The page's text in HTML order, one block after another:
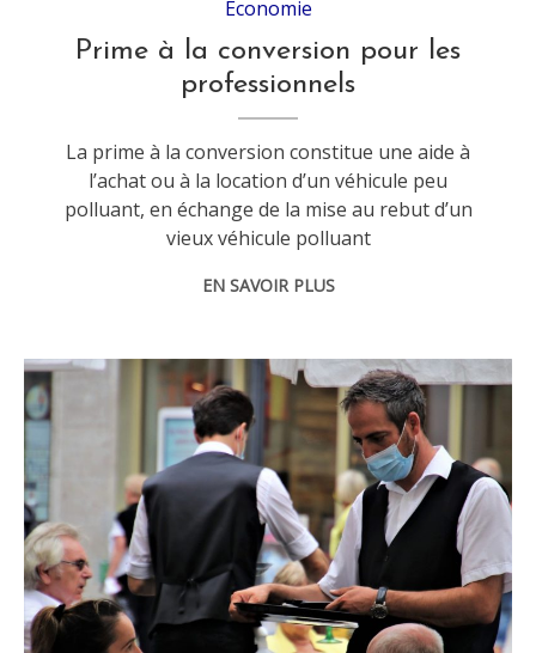
Economie
Prime à la conversion pour les
professionnels
La prime à la conversion constitue une aide à
l’achat ou à la location d’un véhicule peu
polluant, en échange de la mise au rebut d’un
vieux véhicule polluant
EN SAVOIR PLUS